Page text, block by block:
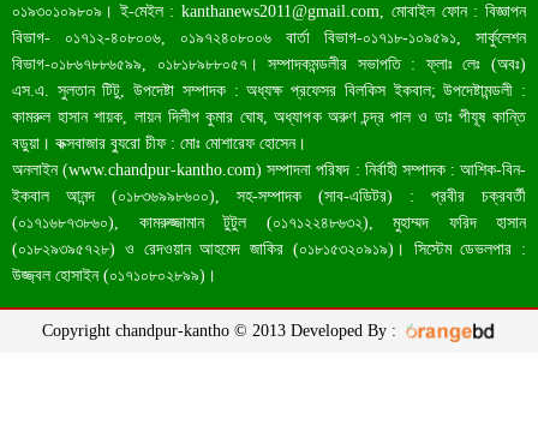
বাংলাদেশ আজ মধ্যম আয়ের দেশে উন্নীত হওয়ার পথে
চাঁদপুরে একদিনে ১৪ জনের করোনা শনাক্ত
০১৯৩০১০৯৮০৯। ই-মেইল :kanthanews2011@gmail.com , মোবাইল ফোন : বিজ্ঞাপন
বিভাগ- ০১৭১২-৪০৮০০৬, ০১৯৭২৪০৮০০৬ বার্তা বিভাগ-০১৭১৮-১০৯৫৯১, সার্কুলেশন
বিভাগ-০১৮৬৭৮৮৬৫৯৯, ০১৮১৮৯৮৮০৫৭। সম্পাদকমন্ডলীর সভাপতি : ফ্লাঃ লেঃ (অবঃ)
এস.এ. সুলতান টিটু, উপদেষ্টা সম্পাদক : অধ্যক্ষ প্রফেসর বিলকিস ইকবাল; উপদেষ্টামন্ডলী :
কামরুল হাসান শায়ক, লায়ন দিলীপ কুমার ঘোষ, অধ্যাপক অরুণ চন্দ্র পাল ও ডাঃ পীযূষ কান্তি
বড়ুয়া। কক্সবাজার ব্যুরো চীফ : মোঃ মোশারেফ হোসেন।
অনলাইন (www.chandpur-kantho.com) সম্পাদনা পরিষদ : নির্বাহী সম্পাদক : আশিক-বিন-
ইকবাল আনন্দ (০১৮৩৬৯৯৮৬০০), সহ-সম্পাদক (সাব-এডিটর) : প্রবীর চক্রবর্তী
(০১৭১৬৮৭৩৮৬০), কামরুজ্জামান টুটুল (০১৭১২২৪৮৬৩২), মুহাম্মদ ফরিদ হাসান
(০১৮২৯৩৯৫৭২৮) ও রেদওয়ান আহমেদ জাকির (০১৮১৫৩২০৯১৯)। সিস্টেম ডেভলপার :
উজ্জ্বল হোসাইন (০১৭১০৮০২৮৯৯)।
Copyright chandpur-kantho © 2013 Developed By :